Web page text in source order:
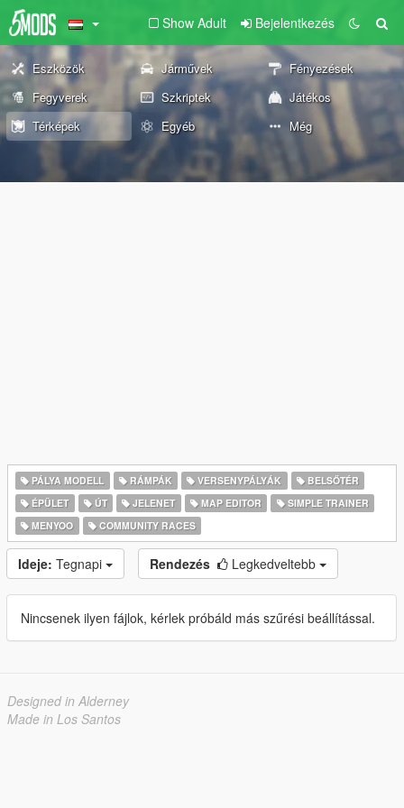
Show Adult Bejelentkezés
Eszközök Járművek
Fényezések
Fegyverek
Szkriptek
Játékos
Térképek
Egyéb Még
PÁLYA MODELL RÁMPÁK VERSENYPÁLYÁK
BELSŐTÉR
ÉPÜLET
ÚT JELENET MAP EDITOR
SIMPLE TRAINER
MENYOO
COMMUNITY RACES
Ideje: Tegnapi Rendezés Legkedveltebb
Nincsenek ilyen fájlok, kérlek próbáld más szűrési beállítással.
Designed in Alderney
Made in Los Santos